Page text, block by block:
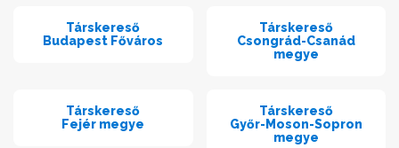
Társkereső
Budapest Főváros
Társkereső
Csongrád-Csanád
megye
Társkereső
Fejér megye
Társkereső
Győr-Moson-Sopron
megye